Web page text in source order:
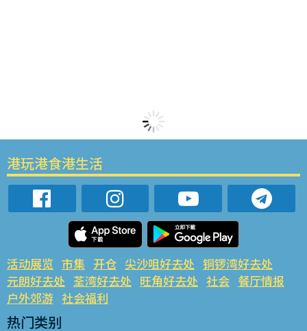
港玩港食港生活
活动展览 市集 开仓 尖沙咀好去处 铜锣湾好去处
元朗好去处 荃湾好去处 旺角好去处 社会 餐厅情报
户外郊游 社会福利
热门类别